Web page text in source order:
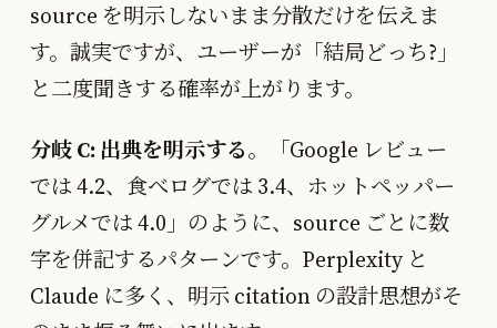
source を明示しないまま分散だけを伝えま
す。誠実ですが、ユーザーが「結局どっち?」
と二度聞きする確率が上がります。
分岐 C: 出典を明示する。「Google レビュー
では 4.2、食べログでは 3.4、ホットペッパー
グルメでは 4.0」のように、source ごとに数
字を併記するパターンです。Perplexity と
Claude に多く、明示 citation の設計思想がそ